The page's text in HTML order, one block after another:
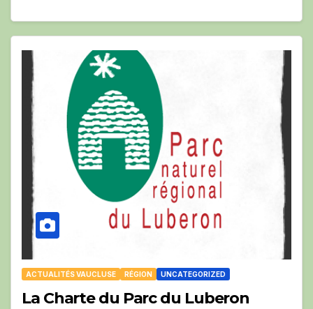
ACTUALITÉS VAUCLUSE RÉGION UNCATEGORIZED
La Charte du Parc du Luberon